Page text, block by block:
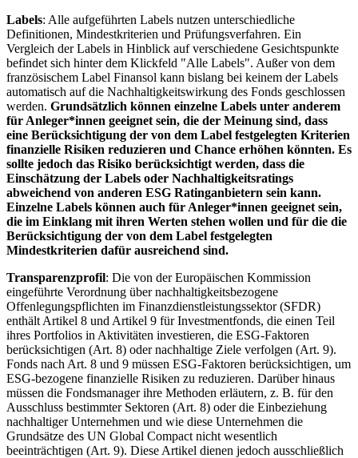
Labels: Alle aufgeführten Labels nutzen unterschiedliche
Definitionen, Mindestkriterien und Prüfungsverfahren. Ein
Vergleich der Labels in Hinblick auf verschiedene Gesichtspunkte
befindet sich hinter dem Klickfeld "Alle Labels". Außer von dem
französischem Label Finansol kann bislang bei keinem der Labels
automatisch auf die Nachhaltigkeitswirkung des Fonds geschlossen
werden. Grundsätzlich können einzelne Labels unter anderem
für Anleger*innen geeignet sein, die der Meinung sind, dass
eine Berücksichtigung der von dem Label festgelegten Kriterien
finanzielle Risiken reduzieren und Chance erhöhen könnten. Es
sollte jedoch das Risiko berücksichtigt werden, dass die
Einschätzung der Labels oder Nachhaltigkeitsratings
abweichend von anderen ESG Ratinganbietern sein kann.
Einzelne Labels können auch für Anleger*innen geeignet sein,
die im Einklang mit ihren Werten stehen wollen und für die die
Berücksichtigung der von dem Label festgelegten
Mindestkriterien dafür ausreichend sind.
Transparenzprofil: Die von der Europäischen Kommission
eingeführte Verordnung über nachhaltigkeitsbezogene
Offenlegungspflichten im Finanzdienstleistungssektor (SFDR)
enthält Artikel 8 und Artikel 9 für Investmentfonds, die einen Teil
ihres Portfolios in Aktivitäten investieren, die ESG-Faktoren
berücksichtigen (Art. 8) oder nachhaltige Ziele verfolgen (Art. 9).
Fonds nach Art. 8 und 9 müssen ESG-Faktoren berücksichtigen, um
ESG-bezogene finanzielle Risiken zu reduzieren. Darüber hinaus
müssen die Fondsmanager ihre Methoden erläutern, z. B. für den
Ausschluss bestimmter Sektoren (Art. 8) oder die Einbeziehung
nachhaltiger Unternehmen und wie diese Unternehmen die
Grundsätze des UN Global Compact nicht wesentlich
beeinträchtigen (Art. 9). Diese Artikel dienen jedoch ausschließlich